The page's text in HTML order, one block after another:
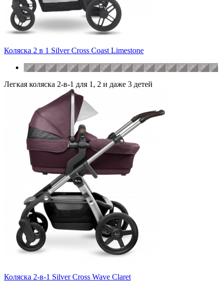
Коляска 2 в 1 Silver Cross Coast Limestone
Легкая коляска 2-в-1 для 1, 2 и даже 3 детей
Коляска 2-в-1 Silver Cross Wave Claret